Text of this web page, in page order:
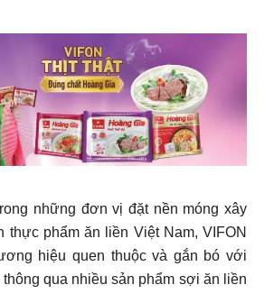
những đơn vị đặt nền móng xây
thực phẩm ăn liền Việt Nam, VIFON
hiệu quen thuộc và gắn bó với
qua nhiều sản phẩm sợi ăn liền